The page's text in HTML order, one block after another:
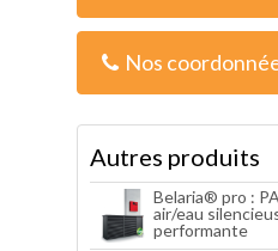
Nos
Autres produits
Belaria® pro :
air/eau
performante